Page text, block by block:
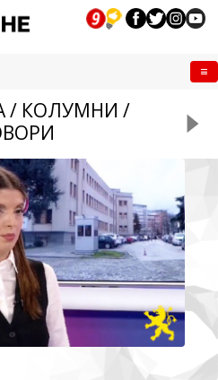
/ КОЛУМНИ /